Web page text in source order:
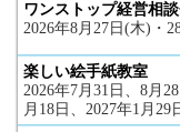
ワンストップ経営相
2026年8月27日(木)・
楽しい絵手紙教室
2026年7月31日、8月
月18日、2027年1月